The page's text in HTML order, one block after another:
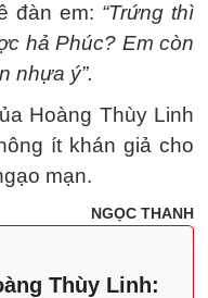
đàn em: “Trứng thì
hả Phúc? Em còn
nhựa ý”.
Hoàng Thùy Linh
ít khán giả cho
mạn.
NGỌC THANH
Thùy Linh: